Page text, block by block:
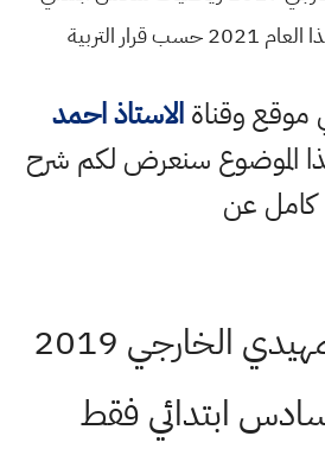
التربية
موقع وقناةالاستاذ احمد
الموضوع سنعرض لكم شرح
كامل عن
حل اسئلة التمهيدي الخارجي 2019
ابتدائي فقط